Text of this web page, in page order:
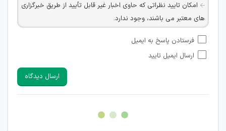
امکان تایید نظراتی که حاوی اخبار غیر قابل تأیید از طریق خبرگزاری
های معتبر می باشند، وجود ندارد.
شبکه های مجازی ارتباطی می باشند وجود ندارد.
امکان تأیید نظرات کاربرانی که به هر طریقی قصد مأیوس کردن
هرگونه تحریک، تحقیر و کنایه به سایر افراد (مسئول و غیر مسئول)
غیر مجاز می باشد.
امکان هماهنگی برای هرگونه ملاقات حضوری چه به صورت دسته
فرستادن پاسخ به ایمیل
ارسال ایمیل تایید
ارسال دیدگاه